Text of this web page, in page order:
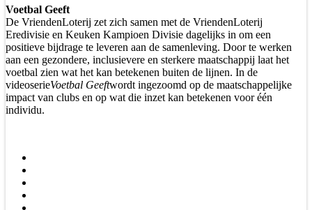
Voetbal Geeft
De VriendenLoterij zet zich samen met de VriendenLoterij
Eredivisie en Keuken Kampioen Divisie dagelijks in om een
positieve bijdrage te leveren aan de samenleving. Door te werken
aan een gezondere, inclusievere en sterkere maatschappij laat het
voetbal zien wat het kan betekenen buiten de lijnen. In de
videoserieVoetbal Geeftwordt ingezoomd op de maatschappelijke
impact van clubs en op wat die inzet kan betekenen voor één
individu.